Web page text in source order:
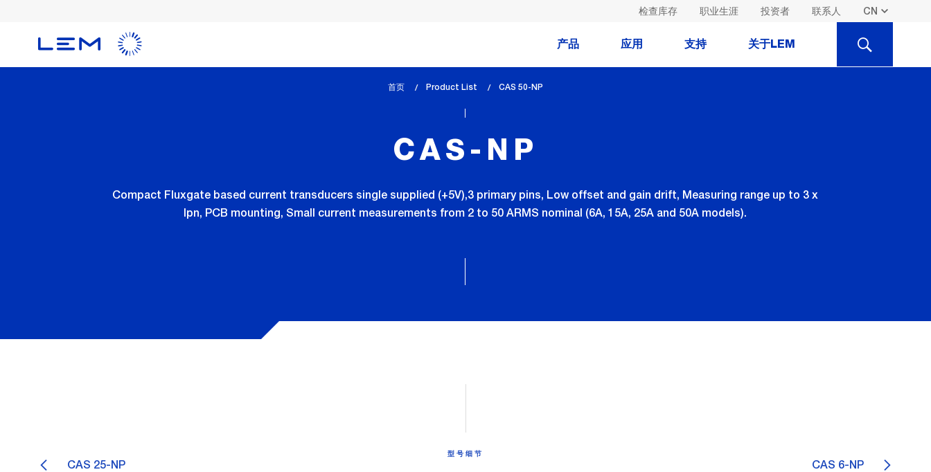
检查库存 职业生涯 投资者 联系人
产品 应用 支持 关于LEM SEARCH
首页 Product List
lem_current_page
CAS 50-NP
CAS-NP
Compact Fluxgate based current transducers single supplied (+5V),3 primary pins, Low offset and gain drift, Measuring range up to 3 x
Ipn, PCB mounting, Small current measurements from 2 to 50 ARMS nominal (6A, 15A, 25A and 50A models).
CAS 25-NP CAS 6-NP
型号细节